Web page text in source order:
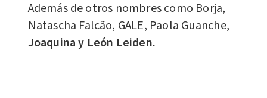
Además de otros nombres como Borja,
Natascha Falcão, GALE, Paola Guanche,
Joaquina y León Leiden.